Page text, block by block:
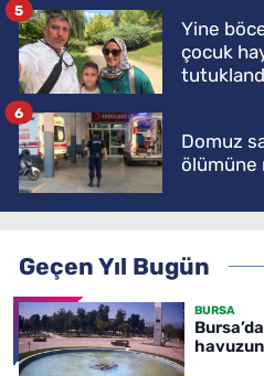
Yine
çocuk
5
Domuz
ölümüne
6
Geçen Yıl Bugün
BURSA